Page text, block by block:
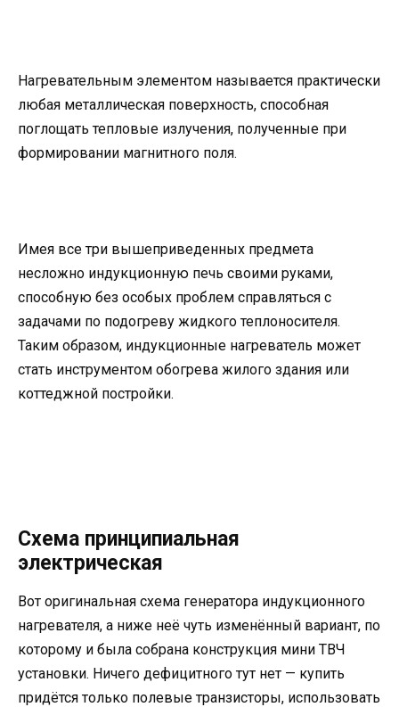
Нагревательным элементом называется практически
любая металлическая поверхность, способная
поглощать тепловые излучения, полученные при
формировании магнитного поля.
Имея все три вышеприведенных предмета
несложно индукционную печь своими руками,
способную без особых проблем справляться с
задачами по подогреву жидкого теплоносителя.
Таким образом, индукционные нагреватель может
стать инструментом обогрева жилого здания или
коттеджной постройки.
Схема принципиальная
электрическая
Вот оригинальная схема генератора индукционного
нагревателя, а ниже неё чуть изменённый вариант, по
которому и была собрана конструкция мини ТВЧ
установки. Ничего дефицитного тут нет — купить
придётся только полевые транзисторы, использовать